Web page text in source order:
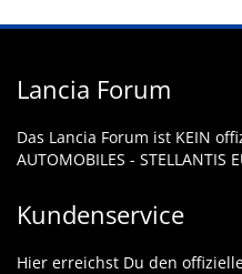
Lancia Forum
Das Lancia Forum ist KEIN
AUTOMOBILES - STELLANTIS
Kundenservice
Hier erreichst Du den